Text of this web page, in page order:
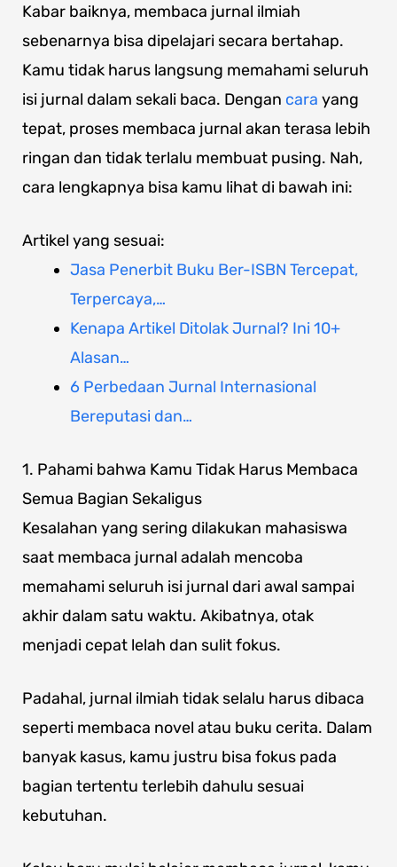
Kabar baiknya, membaca jurnal ilmiah
sebenarnya bisa dipelajari secara bertahap.
Kamu tidak harus langsung memahami seluruh
isi jurnal dalam sekali baca. Dengan cara yang
tepat, proses membaca jurnal akan terasa lebih
ringan dan tidak terlalu membuat pusing. Nah,
cara lengkapnya bisa kamu lihat di bawah ini:
Artikel yang sesuai:
Jasa Penerbit Buku Ber-ISBN Tercepat,
Terpercaya,…
Kenapa Artikel Ditolak Jurnal? Ini 10+
Alasan…
6 Perbedaan Jurnal Internasional
Bereputasi dan…
1. Pahami bahwa Kamu Tidak Harus Membaca
Semua Bagian Sekaligus
Kesalahan yang sering dilakukan mahasiswa
saat membaca jurnal adalah mencoba
memahami seluruh isi jurnal dari awal sampai
akhir dalam satu waktu. Akibatnya, otak
menjadi cepat lelah dan sulit fokus.
Padahal, jurnal ilmiah tidak selalu harus dibaca
seperti membaca novel atau buku cerita. Dalam
banyak kasus, kamu justru bisa fokus pada
bagian tertentu terlebih dahulu sesuai
kebutuhan.